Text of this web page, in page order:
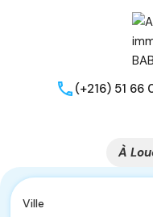
(+216) 51
À
Ville